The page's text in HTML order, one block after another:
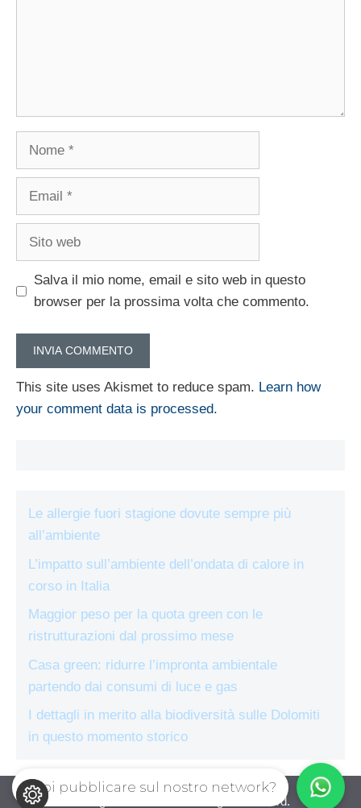
Nome
Email
Sito
Salva il mio nome, email e sito web in questo
browser per la prossima volta che commento.
This site uses Akismet to reduce spam. Learn how
your comment data is processed.
Le allergie fuori stagione dovute sempre più
all’ambiente
L’impatto sull’ambiente dell’ondata di calore in
corso in Italia
Maggior peso per la quota green con le
ristrutturazioni dal prossimo mese
Casa green: ridurre l’impronta ambientale
partendo dai consumi di luce e gas
I dettagli in merito alla biodiversità sulle Dolomiti
in questo momento storico
ecologiae.com © 2026. All right reserverd.
Vuoi pubblicare sul nostro network?